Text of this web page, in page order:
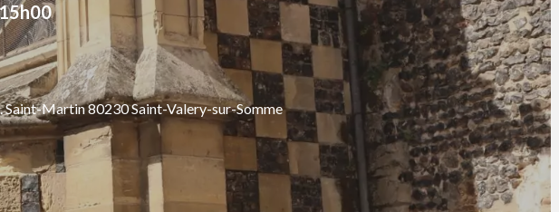
Saint-Martin 80230 Saint-Valery-sur-Somme